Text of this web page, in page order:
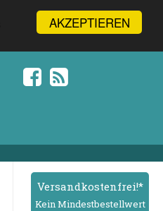
AKZEPTIEREN
Versand­kostenfrei!*
Kein Mindest­bestell­wert